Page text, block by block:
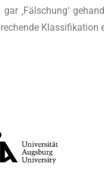
gar ‚Fäl­schung‘
Klas­si­fi­ka­ti­on